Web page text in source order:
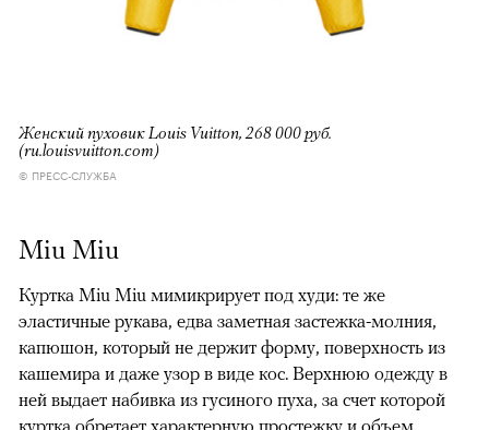
Женский пуховик Louis Vuitton, 268 000 руб.
(ru.louisvuitton.com)
© ПРЕСС-СЛУЖБА
Miu Miu
Куртка Miu Miu мимикрирует под худи: те же
эластичные рукава, едва заметная застежка-молния,
капюшон, который не держит форму, поверхность из
кашемира и даже узор в виде кос. Верхнюю одежду в
ней выдает набивка из гусиного пуха, за счет которой
куртка обретает характерную простежку и объем.